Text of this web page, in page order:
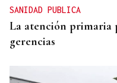
SANIDAD PUBLICA
La atención primaria
gerencias